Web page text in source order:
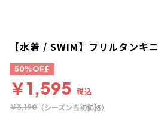
【水着 / SWIM】フリルタンキニ
50％OFF
￥1,595 税込
￥3,190 （シーズン当初価格）